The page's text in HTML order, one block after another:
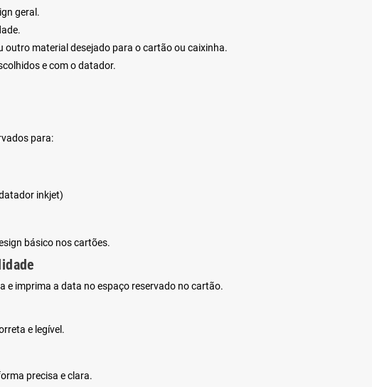
geral.
outro material desejado para o cartão ou caixinha.
e com o datador.
para:
inkjet)
básico nos cartões.
e imprima a data no espaço reservado no cartão.
e legível.
precisa e clara.